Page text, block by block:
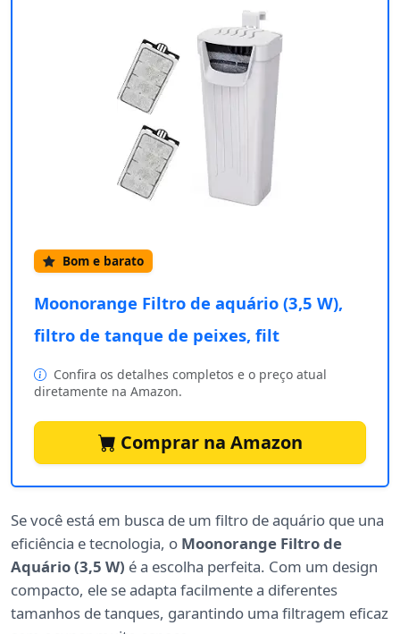
Bom e barato
Moonorange Filtro de aquário (3,5 W),
filtro de tanque de peixes, filt
Confira os detalhes completos e o preço atual
diretamente na Amazon.
Comprar na Amazon
Se você está em busca de um filtro de aquário que una
eficiência e tecnologia, o Moonorange Filtro de
Aquário (3,5 W) é a escolha perfeita. Com um design
compacto, ele se adapta facilmente a diferentes
tamanhos de tanques, garantindo uma filtragem eficaz